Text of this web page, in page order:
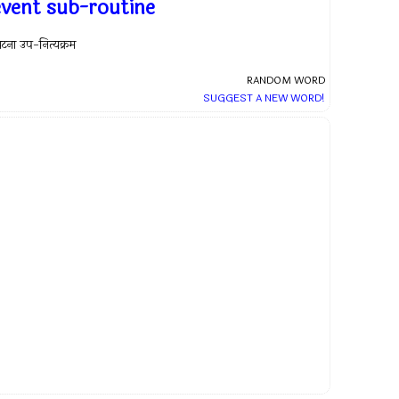
sub-routine
उप-नित्यक्रम
RANDOM WORD
SUGGEST A NEW WORD!